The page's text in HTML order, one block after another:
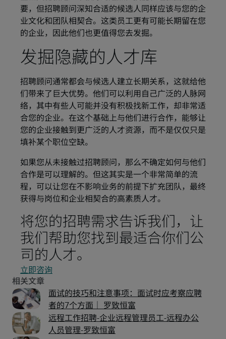
要，但招聘顾问深知合适的候选人同样应该与您的企
业文化和团队相契合。这类员工更有可能长期留在您
的企业，因此他们也更值得您去发掘。
发掘隐藏的人才库
招聘顾问通常都会与候选人建立长期关系，这就给他
们带来了巨大优势。他们可以利用自己广泛的人脉网
络，其中有些人可能并没有积极找新工作，却非常适
合您的企业。在这个基础上与他们进行合作，能够让
您的企业接触到更广泛的人才资源，而不是仅仅只是
填补某个职位空缺。
如果您从未接触过招聘顾问，那么不确定如何与他们
合作是可以理解的。但这其实是一个非常简单的流
程，可以让您在不影响业务的前提下扩充团队，最终
获得与岗位和企业相契合的高素质人才。
将您的招聘需求告诉我们，让
我们帮助您找到最适合你们公
司的人才。
立即咨询
面试的技巧和注意事项：面试时应考察应聘
者的7个方面｜ 罗致恒富
远程工作招聘-企业远程管理员工-远程办公
人员管理-罗致恒富